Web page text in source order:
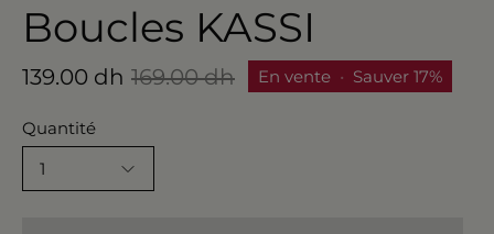
Boucles KASSI
139.00 dh 169.00 dh En vente • Sauver 17%
Quantité
1